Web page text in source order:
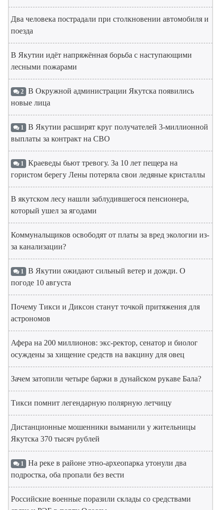
Два человека пострадали при столкновении автомобиля и
поезда
В Якутии идёт напряжённая борьба с наступающими
лесными пожарами
2 В Окружной администрации Якутска появились
новые лица
1 В Якутии расширят круг получателей 3-миллионной
выплаты за контракт на СВО
1 Краеведы бьют тревогу. За 10 лет пещера на
гористом берегу Лены потеряла свои ледяные кристаллы
В якутском лесу нашли заблудившегося пенсионера,
который ушел за ягодами
Коммунальщиков освободят от платы за вред экологии из-
за канализации?
1 В Якутии ожидают сильный ветер и дожди. О
погоде 10 августа
Почему Тикси и Диксон станут точкой притяжения для
астрономов
Афера на 200 миллионов: экс-ректор, сенатор и биолог
осуждены за хищение средств на вакцину для овец
Зачем затопили четыре баржи в дунайском рукаве Бала?
Тикси помнит легендарную полярную летчицу
Дистанционные мошенники выманили у жительницы
Якутска 370 тысяч рублей
1 На реке в районе этно-археопарка утонули два
подростка, оба пропали без вести
Российские военные поразили склады со средствами